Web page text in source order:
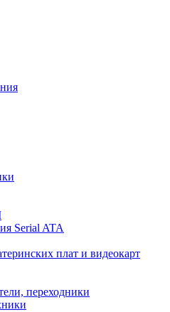
Serial ATA
плат и видеокарт
переходники